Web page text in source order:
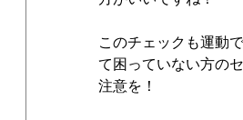
このチェックも運動
て困っていない方の
注意を！